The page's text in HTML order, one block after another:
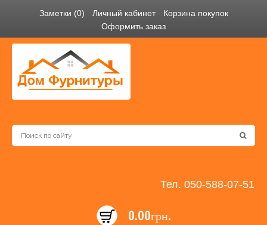
Заметки (0) Личный кабинет
Корзина покупок
Оформить заказ
Тел. 050-588-07-51
0.00грн.